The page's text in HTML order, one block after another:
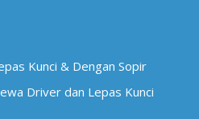
Kunci & Dengan Sopir
Driver dan Lepas Kunci